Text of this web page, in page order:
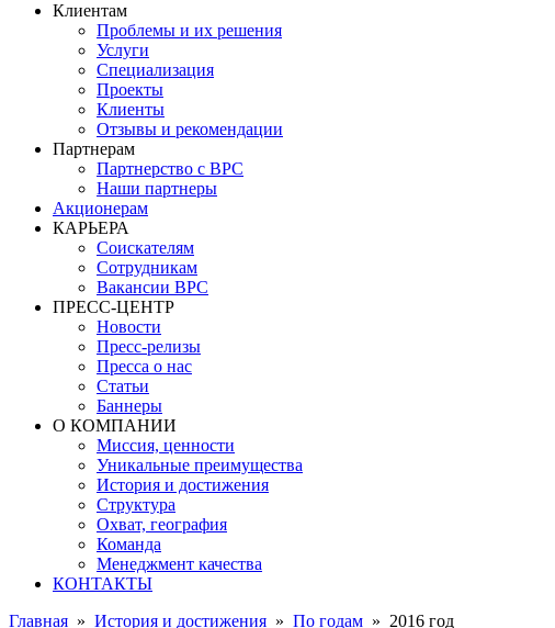
Клиентам
Проблемы и их решения
Услуги
Специализация
Проекты
Клиенты
Отзывы и рекомендации
Партнерам
Партнерство с BPC
Наши партнеры
Акционерам
КАРЬЕРА
Соискателям
Сотрудникам
Вакансии BPC
ПРЕСС-ЦЕНТР
Новости
Пресс-релизы
Пресса о нас
Статьи
Баннеры
О КОМПАНИИ
Миссия, ценности
Уникальные преимущества
История и достижения
Структура
Охват, география
Команда
Менеджмент качества
КОНТАКТЫ
Главная » История и достижения » По годам » 2016 год